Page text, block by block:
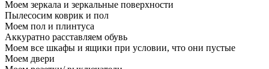
Моем зеркала и зеркальные поверхности
Пылесосим коврик и пол
Моем пол и плинтуса
Аккуратно расставляем обувь
Моем все шкафы и ящики при условии, что они пустые
Моем двери